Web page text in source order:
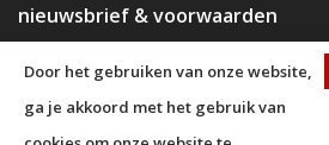
nieuwsbrief & voorwaarden
Door het gebruiken van onze website,
ga je akkoord met het gebruik van